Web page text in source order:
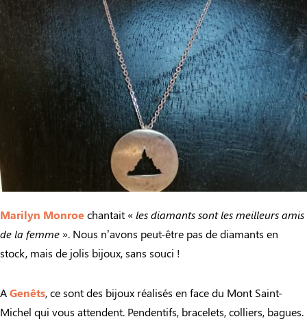
Marilyn Monroechantait « les diamants sont les meilleurs amis
de la femme ». Nous n’avons peut-être pas de diamants en
stock, mais de jolis bijoux, sans souci !
AGenêts, ce sont des bijoux réalisés en face du Mont Saint-
Michel qui vous attendent. Pendentifs, bracelets, colliers, bagues.